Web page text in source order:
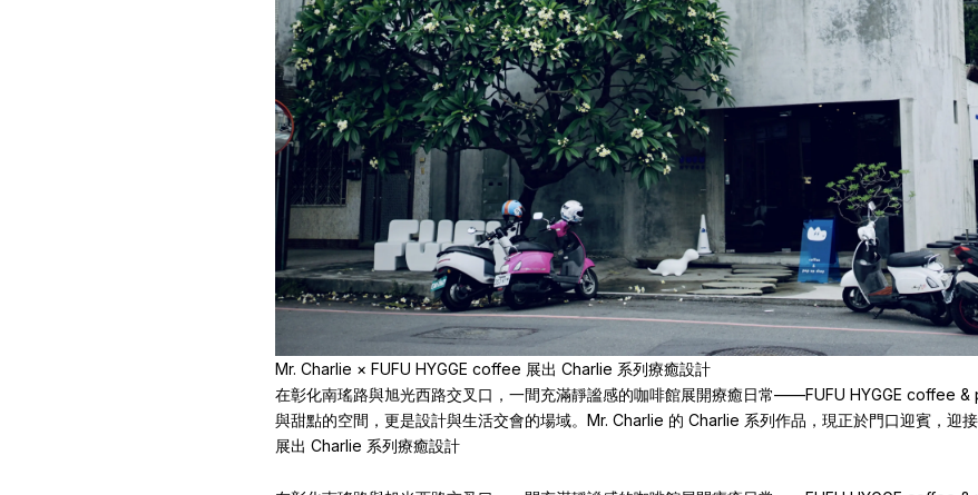
Mr. Charlie × FUFU HYGGE coffee 展出 Charlie 系列療癒設計
在彰化南瑤路與旭光西路交叉口，一間充滿靜謐感的咖啡館展開療癒日常——FUFU HYGGE coffee
與甜點的空間，更是設計與生活交會的場域。Mr. Charlie 的 Charlie 系列作品，現正於門口迎賓，迎
展出 Charlie 系列療癒設計